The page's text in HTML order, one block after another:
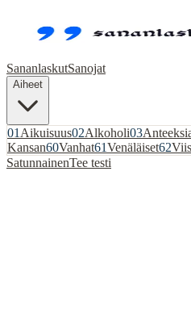
SananlaskutSanojat
Aiheet
01 Aikuisuus02Alkoholi03
Kansan60Vanhat61Venäläiset62
SatunnainenTee testi